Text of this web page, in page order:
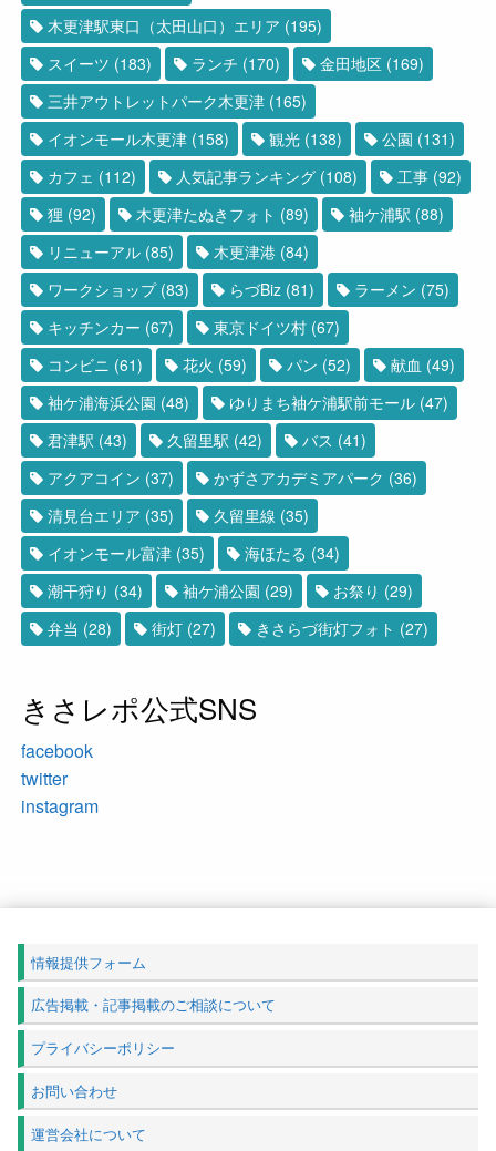
木更津駅東口（太田山口）エリア (195)
スイーツ (183) ランチ (170) 金田地区 (169)
三井アウトレットパーク木更津 (165)
イオンモール木更津 (158) 観光 (138) 公園 (131)
カフェ (112) 人気記事ランキング (108) 工事 (92)
狸 (92) 木更津たぬきフォト (89) 袖ケ浦駅 (88)
リニューアル (85) 木更津港 (84)
ワークショップ(83) らづBiz (81) ラーメン (75)
キッチンカー (67) 東京ドイツ村 (67)
コンビニ (61) 花火 (59) パン (52) 献血 (49)
袖ケ浦海浜公園 (48) ゆりまち袖ケ浦駅前モール (47)
君津駅 (43) 久留里駅 (42) バス (41)
アクアコイン (37) かずさアカデミアパーク (36)
清見台エリア (35) 久留里線 (35)
イオンモール富津 (35) 海ほたる (34)
潮干狩り (34) 袖ケ浦公園 (29) お祭り (29)
弁当 (28) 街灯 (27) きさらづ街灯フォト (27)
きさレポ公式SNS
facebook
twitter
instagram
情報提供フォーム
広告掲載・記事掲載のご相談について
プライバシーポリシー
お問い合わせ
運営会社について